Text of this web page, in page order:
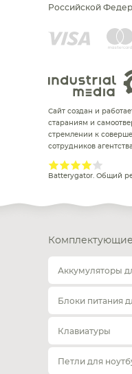
Российской
Сайт создан и
стараниям и
стремлении к
сотрудников
Batterygator. Общий
Аккумуляторы
Блоки питания
Клавиатуры
Петли для